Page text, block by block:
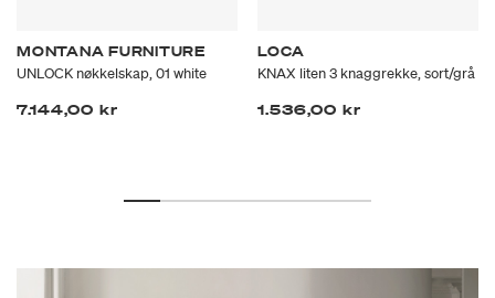
MONTANA FURNITURE
UNLOCK nøkkelskap, 01 white
7.144,00 kr
LOCA
KNAX liten 3 knaggrekke, sort/grå
1.536,00 kr